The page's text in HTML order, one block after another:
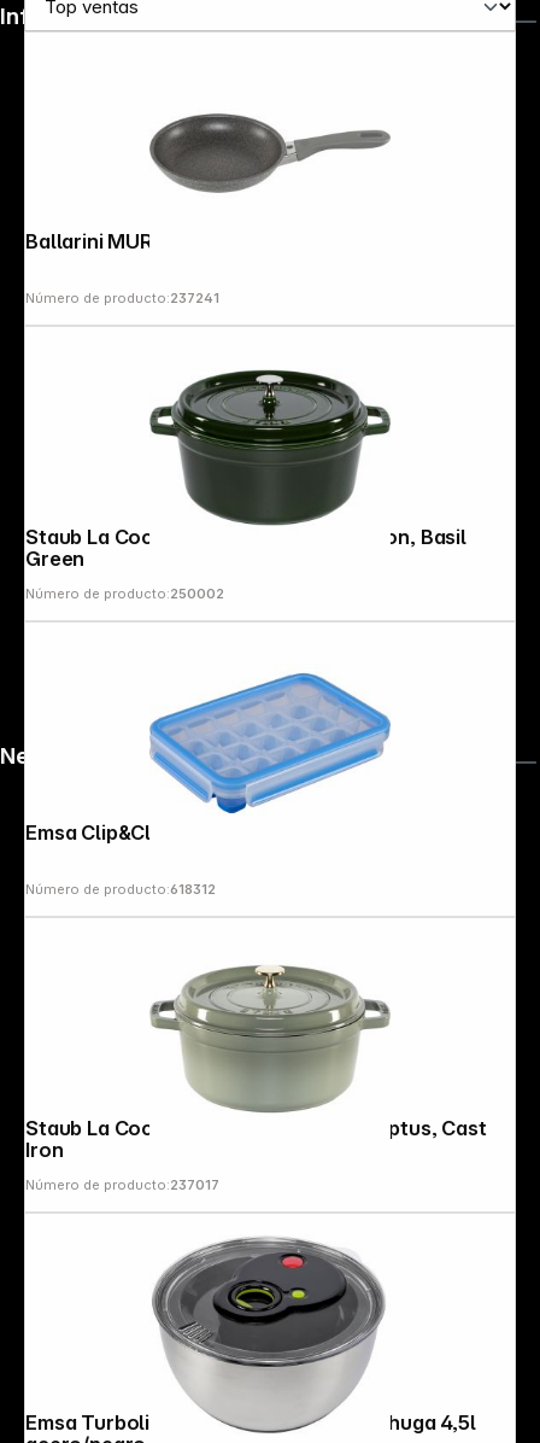
Número de producto:237241
Staub La Cocotte 26cm Round Cast Iron, Basil
Green
Número de producto:250002
Número de producto:618312
Staub La Cocotte 24cm round, Eukalyptus, Cast
Iron
Número de producto:237017
Emsa Turboline Centrifugadora de lechuga 4,5l
Infoterminal
News